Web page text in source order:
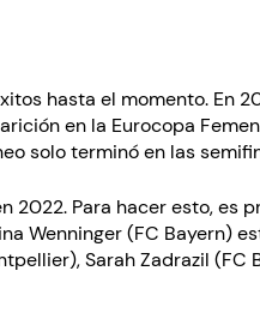
hasta el momento. En
en la Eurocopa
solo terminó en las
2022. Para hacer esto,
Wenninger (FC Bayern)
Sarah Zadrazil